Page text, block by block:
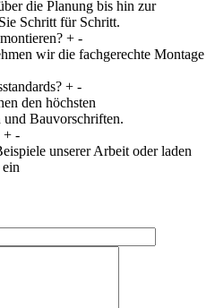
die Planung bis hin zur
Schritt für Schritt.
+ -
wir die fachgerechte Montage
+ -
den höchsten
und Bauvorschriften.
+ -
unserer Arbeit oder laden